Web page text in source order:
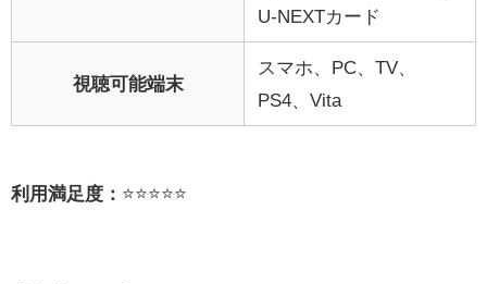
U-NEXTカード
視聴可能端末
スマホ、PC、TV、
PS4、Vita
利用満足度： ⭐️⭐️⭐️⭐️⭐️